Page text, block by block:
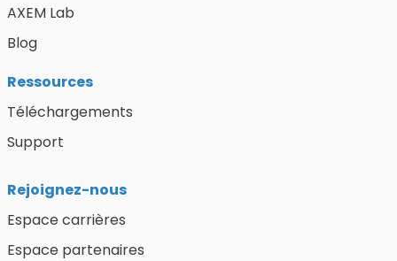
AXEM Lab
Blog
Ressources
Téléchargements
Support
Rejoignez-nous
Espace carrières
Espace partenaires